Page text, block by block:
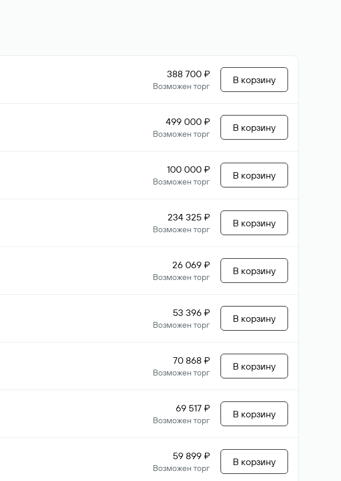
388 700 ₽
Возможен торг
В корзину
499 000 ₽
Возможен торг
В корзину
100 000 ₽
Возможен торг
В корзину
234 325 ₽
Возможен торг
В корзину
26 069 ₽
Возможен торг
В корзину
53 396 ₽
Возможен торг
В корзину
70 868 ₽
Возможен торг
В корзину
69 517 ₽
Возможен торг
В корзину
59 899 ₽
Возможен торг
В корзину